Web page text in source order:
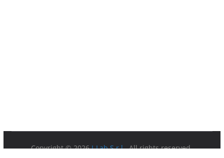
Copyright © 2026I-Lab S.r.l.. All rights reserved.